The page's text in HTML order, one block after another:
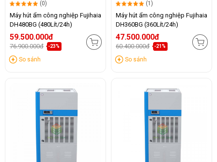
(0)
Máy hút ẩm công nghiệp Fujihaia
DH480BG (480Lít/24h)
59.500.000đ
76.900.000đ -23%
So sánh
(1)
Máy hút ẩm công nghiệp Fujihaia
DH360BG (360Lít/24h)
47.500.000đ
60.400.000đ -21%
So sánh